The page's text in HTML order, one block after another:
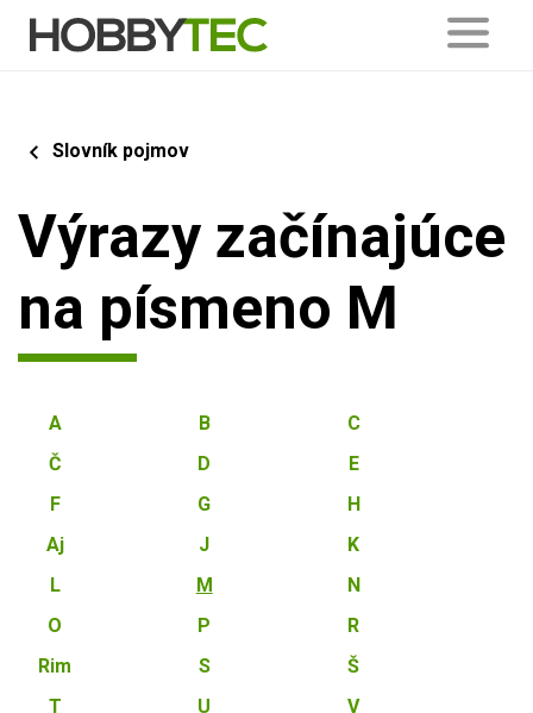
Slovník pojmov
Výrazy začínajúce
na písmeno M
A B
C
Č
D
E
F
G
H
Aj
J
K
L
M
N
O
P
R
Rim
S
Š
T
U
V